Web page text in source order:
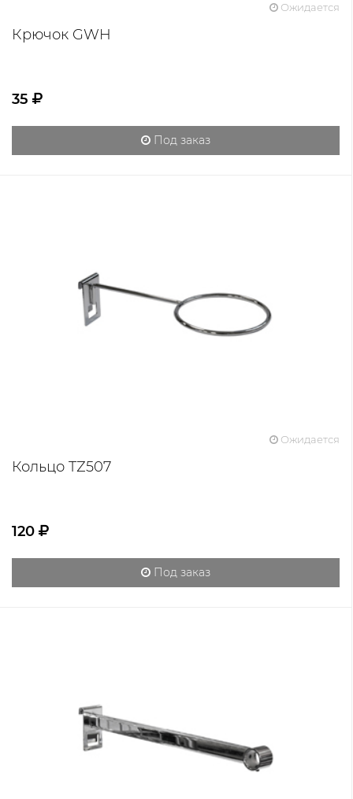
Ожидается
Крючок GWH
35
Под заказ
Ожидается
Кольцо TZ507
120
Под заказ